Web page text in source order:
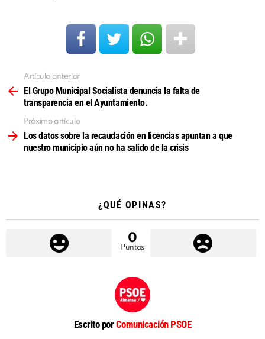
más
Artículo anterior
El Grupo Municipal Socialista denuncia la falta de
transparencia en el Ayuntamiento.
Próximo artículo
Los datos sobre la recaudación en licencias apuntan a que
nuestro municipio aún no ha salido de la crisis
¿QUÉ OPINAS?
0
Puntos
Escrito porComunicación PSOE